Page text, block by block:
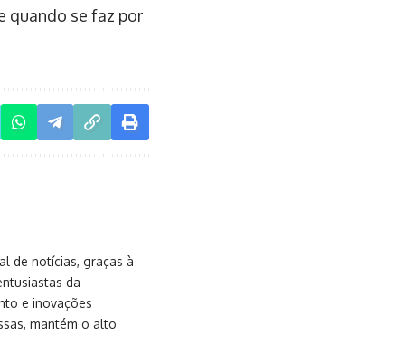
quando se faz por
de notícias, graças à
da
e inovações
mantém o alto